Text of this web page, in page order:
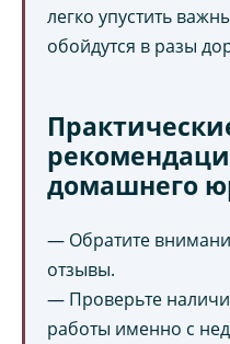
легко упустить
обойдутся в разы
домашнего
— Обратите
отзывы.
— Проверьте
работы именно с